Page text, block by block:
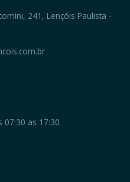
241, Lençóis Paulista -
07:30 as 17:30